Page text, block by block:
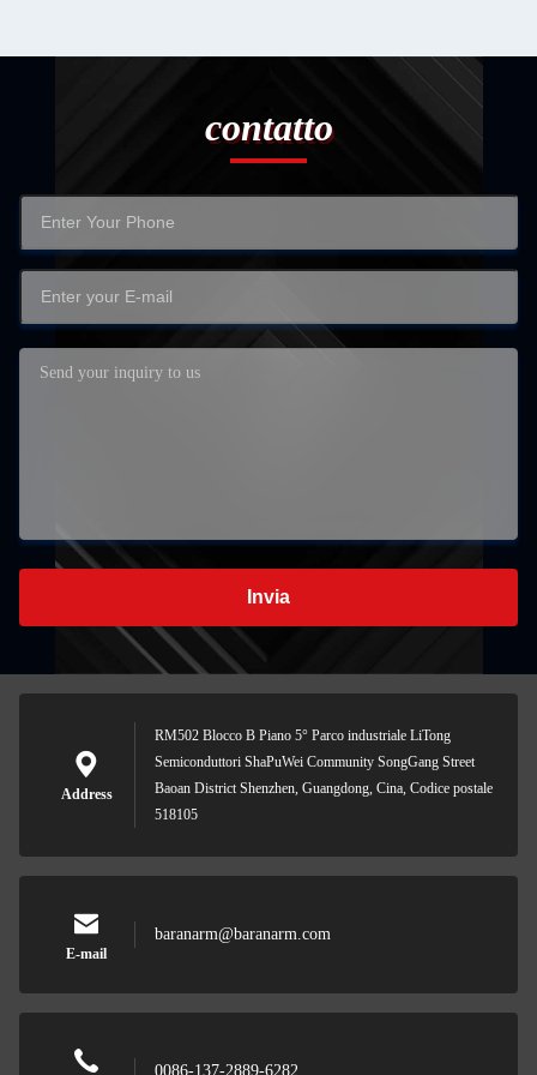
contatto
Invia
Address
RM502 Blocco B Piano 5° Parco industriale LiTong
Semiconduttori ShaPuWei Community SongGang Street
Baoan District Shenzhen, Guangdong, Cina, Codice postale
518105
E-mail
baranarm@baranarm.com
0086-137-2889-6282